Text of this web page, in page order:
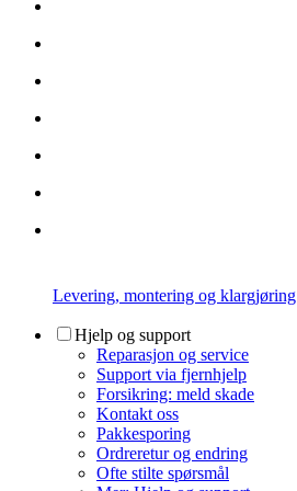
Levering, montering og klargjøring
Hjelp og support
Reparasjon og service
Support via fjernhjelp
Forsikring: meld skade
Kontakt oss
Pakkesporing
Ordreretur og endring
Ofte stilte spørsmål